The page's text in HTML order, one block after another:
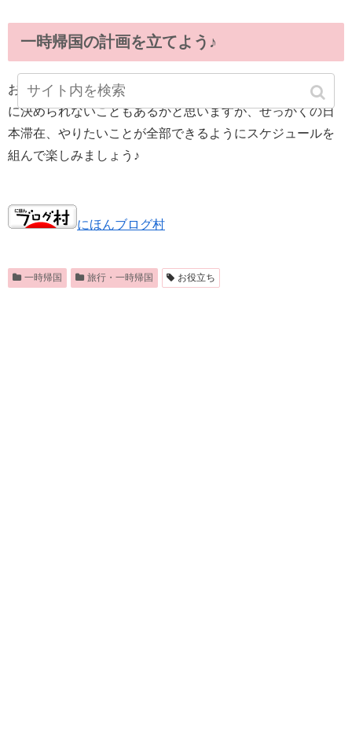
一時帰国の計画を立てよう♪
お仕事や学校、幼稚園の事情で帰国の時期がなかなか自由
に決められないこともあるかと思いますが、せっかくの日
本滞在、やりたいことが全部できるようにスケジュールを
組んで楽しみましょう♪
にほんブログ村
一時帰国 旅行・一時帰国 お役立ち